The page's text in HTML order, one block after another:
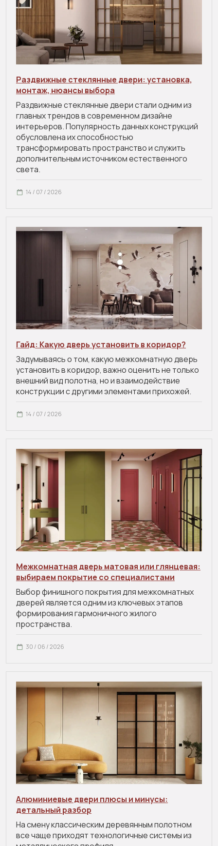
Раздвижные стеклянные двери: установка,
монтаж, нюансы выбора
Раздвижные стеклянные двери стали одним из
главных трендов в современном дизайне
интерьеров. Популярность данных конструкций
обусловлена их способностью
трансформировать пространство и служить
дополнительным источником естественного
света.
14 / 07 / 2026
Гайд: Какую дверь установить в коридор?
Задумываясь о том, какую межкомнатную дверь
установить в коридор, важно оценить не только
внешний вид полотна, но и взаимодействие
конструкции с другими элементами прихожей.
14 / 07 / 2026
Межкомнатная дверь матовая или глянцевая:
выбираем покрытие со специалистами
Выбор финишного покрытия для межкомнатных
дверей является одним из ключевых этапов
формирования гармоничного жилого
пространства.
30 / 06 / 2026
Алюминиевые двери плюсы и минусы:
детальный разбор
На смену классическим деревянным полотном
все чаще приходят технологичные системы из